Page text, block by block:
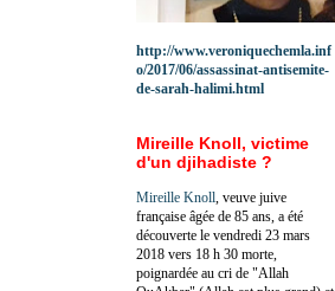
http://www.veroniquechemla.inf
o/2017/06/assassinat-antisemite-
de-sarah-halimi.html
Mireille Knoll, victime
d'un djihadiste ?
Mireille Knoll , veuve juive
française âgée de 85 ans, a été
découverte le vendredi 23 mars
2018 vers 18 h 30 morte,
poignardée au cri de "Allah